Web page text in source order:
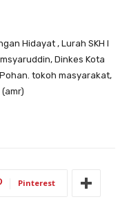
Hidayat , Lurah SKH I
Dinkes Kota
tokoh masyarakat,
Pinterest